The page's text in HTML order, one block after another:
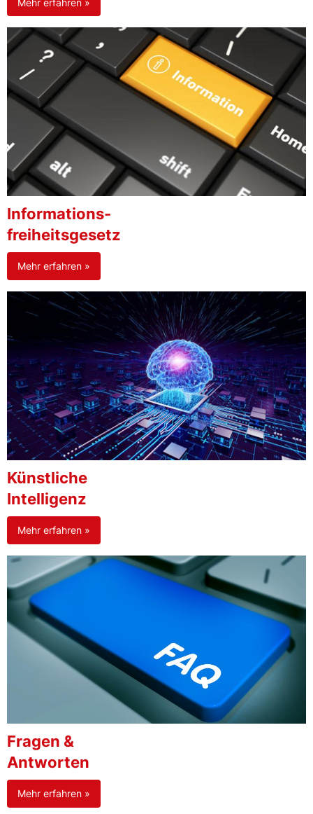
Informations-
freiheitsgesetz
Mehr erfahren »
Künstliche
Intelligenz
Mehr erfahren »
Fragen &
Antworten
Mehr erfahren »